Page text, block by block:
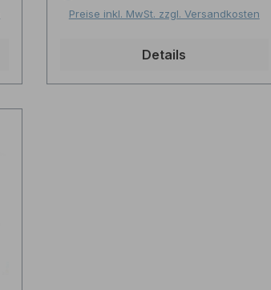
Preise inkl. MwSt. zzgl. Versandkosten
Details